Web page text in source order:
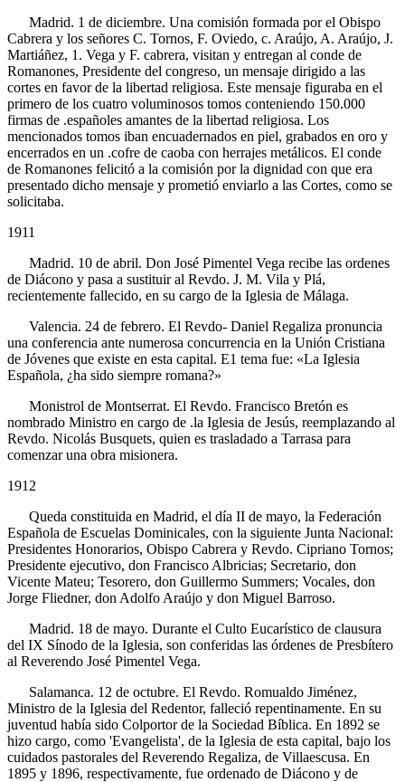
Madrid. 1 de diciembre. Una comisión formada por el Obispo
Cabrera y los señores C. Tornos, F. Oviedo, c. Araújo, A. Araújo, J.
Martiáñez, 1. Vega y F. cabrera, visitan y entregan al conde de
Romanones, Presidente del congreso, un mensaje dirigido a las
cortes en favor de la libertad religiosa. Este mensaje figuraba en el
primero de los cuatro voluminosos tomos conteniendo 150.000
firmas de .españoles amantes de la libertad religiosa. Los
mencionados tomos iban encuadernados en piel, grabados en oro y
encerrados en un .cofre de caoba con herrajes metálicos. El conde
de Romanones felicitó a la comisión por la dignidad con que era
presentado dicho mensaje y prometió enviarlo a las Cortes, como se
solicitaba.
1911
Madrid. 10 de abril. Don José Pimentel Vega recibe las ordenes
de Diácono y pasa a sustituir al Revdo. J. M. Vila y Plá,
recientemente fallecido, en su cargo de la Iglesia de Málaga.
Valencia. 24 de febrero. El Revdo- Daniel Regaliza pronuncia
una conferencia ante numerosa concurrencia en la Unión Cristiana
de Jóvenes que existe en esta capital. E1 tema fue: «La Iglesia
Española, ¿ha sido siempre romana?»
Monistrol de Montserrat. El Revdo. Francisco Bretón es
nombrado Ministro en cargo de .la Iglesia de Jesús, reemplazando al
Revdo. Nicolás Busquets, quien es trasladado a Tarrasa para
comenzar una obra misionera.
1912
Queda constituida en Madrid, el día II de mayo, la Federación
Española de Escuelas Dominicales, con la siguiente Junta Nacional:
Presidentes Honorarios, Obispo Cabrera y Revdo. Cipriano Tornos;
Presidente ejecutivo, don Francisco Albricias; Secretario, don
Vicente Mateu; Tesorero, don Guillermo Summers; Vocales, don
Jorge Fliedner, don Adolfo Araújo y don Miguel Barroso.
Madrid. 18 de mayo. Durante el Culto Eucarístico de clausura
del IX Sínodo de la Iglesia, son conferidas las órdenes de Presbítero
al Reverendo José Pimentel Vega.
Salamanca. 12 de octubre. El Revdo. Romualdo Jiménez,
Ministro de la Iglesia del Redentor, falleció repentinamente. En su
juventud había sido Colportor de la Sociedad Bíblica. En 1892 se
hizo cargo, como 'Evangelista', de la Iglesia de esta capital, bajo los
cuidados pastorales del Reverendo Regaliza, de Villaescusa. En
1895 y 1896, respectivamente, fue ordenado de Diácono y de